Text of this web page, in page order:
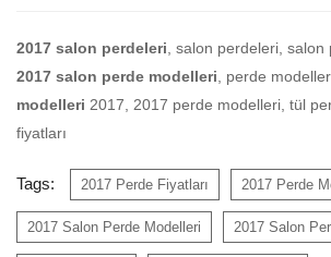
2017 salon perdeleri, salon perdeleri, salon
2017 salon perde modelleri, perde
modelleri 2017, 2017 perde modelleri, tül
fiyatları
Tags: 2017 Perde Fiyatları 2017 Perde
2017 Salon Perde Modelleri 2017 Salon